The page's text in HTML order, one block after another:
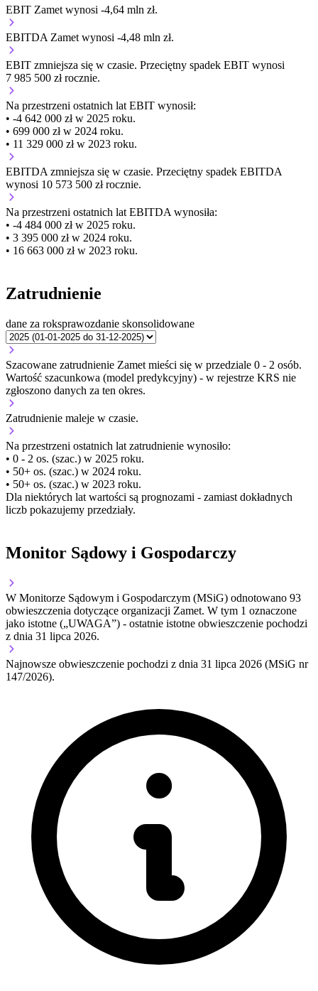
EBIT Zamet wynosi -4,64 mln zł.
EBITDA Zamet wynosi -4,48 mln zł.
EBIT zmniejsza się w czasie. Przeciętny spadek EBIT wynosi
7 985 500 zł rocznie.
Na przestrzeni ostatnich lat EBIT wynosił:
• -4 642 000 zł w 2025 roku.
• 699 000 zł w 2024 roku.
• 11 329 000 zł w 2023 roku.
EBITDA zmniejsza się w czasie. Przeciętny spadek EBITDA
wynosi 10 573 500 zł rocznie.
Na przestrzeni ostatnich lat EBITDA wynosiła:
• -4 484 000 zł w 2025 roku.
• 3 395 000 zł w 2024 roku.
• 16 663 000 zł w 2023 roku.
Zatrudnienie
dane za roksprawozdanie skonsolidowane
Szacowane zatrudnienie Zamet mieści się w przedziale 0 - 2 osób.
Wartość szacunkowa (model predykcyjny) - w rejestrze KRS nie
zgłoszono danych za ten okres.
Zatrudnienie maleje w czasie.
Na przestrzeni ostatnich lat zatrudnienie wynosiło:
• 0 - 2 os. (szac.) w 2025 roku.
• 50+ os. (szac.) w 2024 roku.
• 50+ os. (szac.) w 2023 roku.
Dla niektórych lat wartości są prognozami - zamiast dokładnych
liczb pokazujemy przedziały.
Monitor Sądowy i Gospodarczy
W Monitorze Sądowym i Gospodarczym (MSiG) odnotowano 93
obwieszczenia dotyczące organizacji Zamet. W tym 1 oznaczone
jako istotne („UWAGA”) - ostatnie istotne obwieszczenie pochodzi
z dnia 31 lipca 2026.
Najnowsze obwieszczenie pochodzi z dnia 31 lipca 2026 (MSiG nr
147/2026).